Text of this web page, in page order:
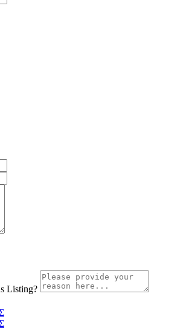
Listing?